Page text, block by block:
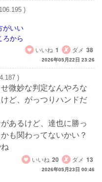
)
がいい
ろから
いいね 1 ダメ 38
2026年05月22日 23:26
)
微妙な判定なんやろな
ど、がっつりハンドだ
あるけど、達也に勝っ
も関わってないかい？
いいね 20 ダメ 13
2026年05月23日 00:46